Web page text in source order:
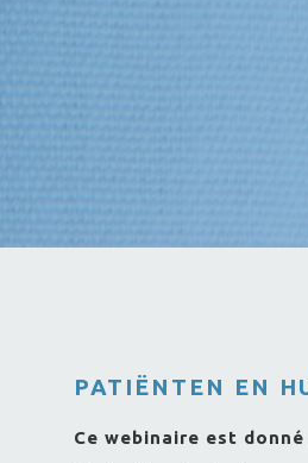
PATIËNTEN EN
Ce webinaire est